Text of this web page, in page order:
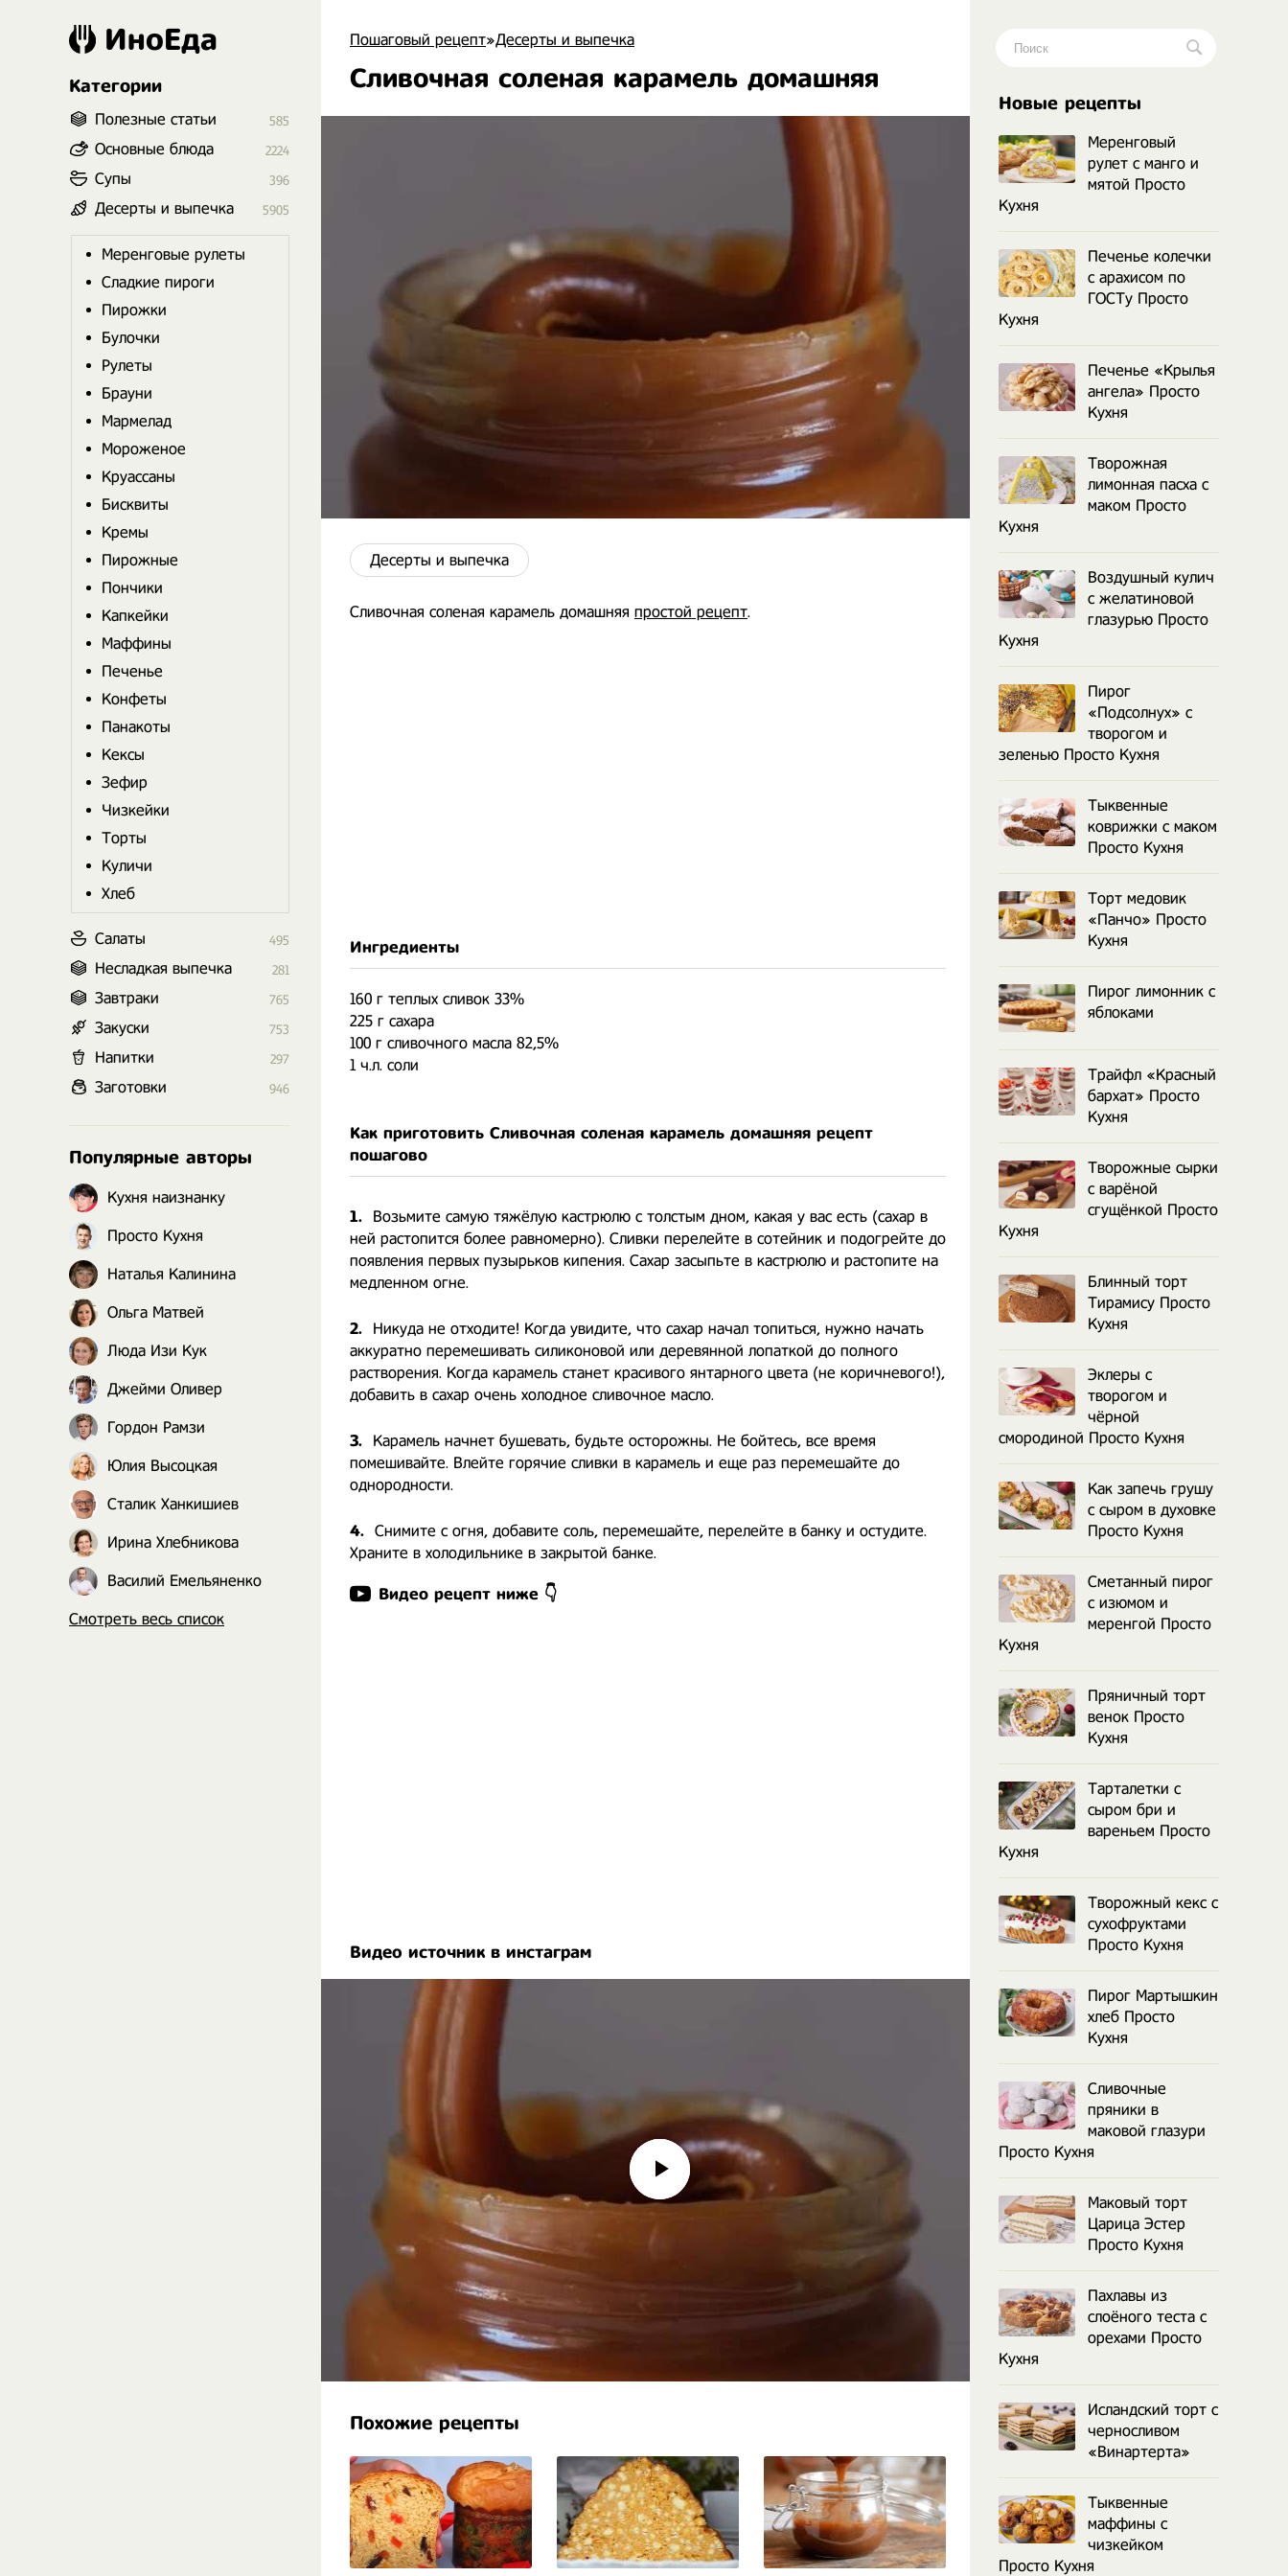
Пошаговый рецепт»Десерты и выпечка
Сливочная соленая карамель домашняя
Десерты и выпечка
Сливочная соленая карамель домашняя простой рецепт.
Ингредиенты
160 г теплых сливок 33%
225 г сахара
100 г сливочного масла 82,5%
1 ч.л. соли
Как приготовить Сливочная соленая карамель домашняя рецепт
пошагово
1.
Возьмите самую тяжёлую кастрюлю с толстым дном, какая у вас есть (сахар в
ней растопится более равномерно). Сливки перелейте в сотейник и подогрейте до
появления первых пузырьков кипения. Сахар засыпьте в кастрюлю и растопите на
медленном огне.
2.
Никуда не отходите! Когда увидите, что сахар начал топиться, нужно начать
аккуратно перемешивать силиконовой или деревянной лопаткой до полного
растворения. Когда карамель станет красивого янтарного цвета (не коричневого!),
добавить в сахар очень холодное сливочное масло.
3.
Карамель начнет бушевать, будьте осторожны. Не бойтесь, все время
помешивайте. Влейте горячие сливки в карамель и еще раз перемешайте до
однородности.
4. Снимите с огня, добавите соль, перемешайте, перелейте в банку и остудите.
Храните в холодильнике в закрытой банке.
Видео рецепт ниже 👇
Видео источник в инстаграм
Похожие рецепты
ИноЕда
Категории
Полезные статьи 585
Основные блюда 2224
Супы 396
Десерты и выпечка 5905
Меренговые рулеты
Сладкие пироги
Пирожки
Булочки
Рулеты
Брауни
Мармелад
Мороженое
Круассаны
Бисквиты
Кремы
Пирожные
Пончики
Капкейки
Маффины
Печенье
Конфеты
Панакоты
Кексы
Зефир
Чизкейки
Торты
Куличи
Хлеб
Салаты 495
Несладкая выпечка 281
Завтраки 765
Закуски 753
Напитки 297
Заготовки 946
Популярные авторы
Кухня наизнанку
Просто Кухня
Наталья Калинина
Ольга Матвей
Люда Изи Кук
Джейми Оливер
Гордон Рамзи
Юлия Высоцкая
Сталик Ханкишиев
Ирина Хлебникова
Василий Емельяненко
Смотреть весь список
Новые рецепты
Меренговый
рулет с манго и
мятой Просто
Кухня
Печенье колечки
с арахисом по
ГОСТу Просто
Кухня
Печенье «Крылья
ангела» Просто
Кухня
Творожная
лимонная пасха с
маком Просто
Кухня
Воздушный кулич
с желатиновой
глазурью Просто
Кухня
Пирог
«Подсолнух» с
творогом и
зеленью Просто Кухня
Тыквенные
коврижки с маком
Просто Кухня
Торт медовик
«Панчо» Просто
Кухня
Пирог лимонник с
яблоками
Трайфл «Красный
бархат» Просто
Кухня
Творожные сырки
с варёной
сгущёнкой Просто
Кухня
Блинный торт
Тирамису Просто
Кухня
Эклеры с
творогом и
чёрной
смородиной Просто Кухня
Как запечь грушу
с сыром в духовке
Просто Кухня
Сметанный пирог
с изюмом и
меренгой Просто
Кухня
Пряничный торт
венок Просто
Кухня
Тарталетки с
сыром бри и
вареньем Просто
Кухня
Творожный кекс с
сухофруктами
Просто Кухня
Пирог Мартышкин
хлеб Просто
Кухня
Сливочные
пряники в
маковой глазури
Просто Кухня
Маковый торт
Царица Эстер
Просто Кухня
Пахлавы из
слоёного теста с
орехами Просто
Кухня
Исландский торт с
черносливом
«Винартерта»
Тыквенные
маффины с
чизкейком
Просто Кухня